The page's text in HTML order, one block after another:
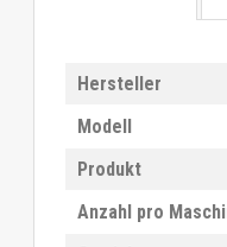
Hersteller
Modell
Produkt
Anzahl pro